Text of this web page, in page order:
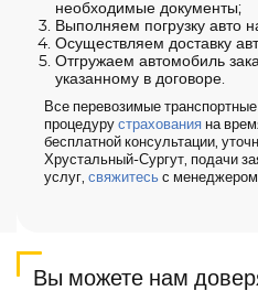
необходимые документы;
Выполняем погрузку авто
Осуществляем доставку
Отгружаем автомобиль
указанному в договоре.
Все перевозимые
процедуру страхования на
бесплатной консультации,
Хрустальный-Сургут, подачи
услуг, свяжитесь с
Вы можете нам